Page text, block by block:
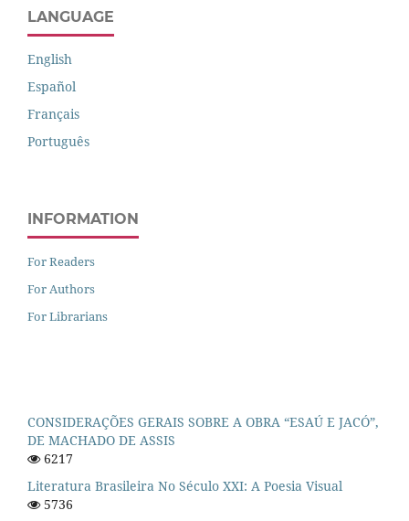
LANGUAGE
English
Español
Français
Português
INFORMATION
For Readers
For Authors
For Librarians
CONSIDERAÇÕES GERAIS SOBRE A OBRA “ESAÚ E JACÓ”,
DE MACHADO DE ASSIS
6217
Literatura Brasileira No Século XXI: A Poesia Visual
5736